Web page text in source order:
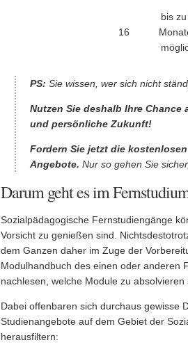
16
bis
PS: Sie wissen, wer sich nicht
Nutzen Sie deshalb Ihre
und persönliche Zukunft!
Fordern Sie jetzt die
Angebote. Nur so gehen Sie
Darum geht es im
Sozialpädagogische Fernstudiengänge
Vorsicht zu genießen sind.
dem Ganzen daher im Zuge der
Modulhandbuch des einen oder anderen
nachlesen, welche Module zu absolvieren
Dabei offenbaren sich durchaus gewisse
Studienangebote auf dem Gebiet der
herausfiltern: